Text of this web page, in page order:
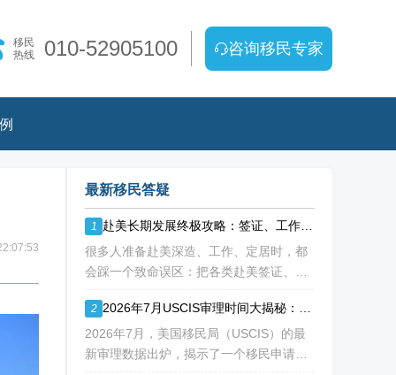
移民
热线
010-52905100 咨询移民专家
最新移民答疑
1
很多人准备赴美深造、工作、定居时，都
会踩一个致命误区：把各类赴美签证、绿
纠结办哪种签证入境，要么盲目跟风申绿
卡，最后导致：身份断层、政策冲突、白
白浪费几年
2
2026年7月，美国移民局（USCIS）的最
新审理数据出炉，揭示了一个移民申请中